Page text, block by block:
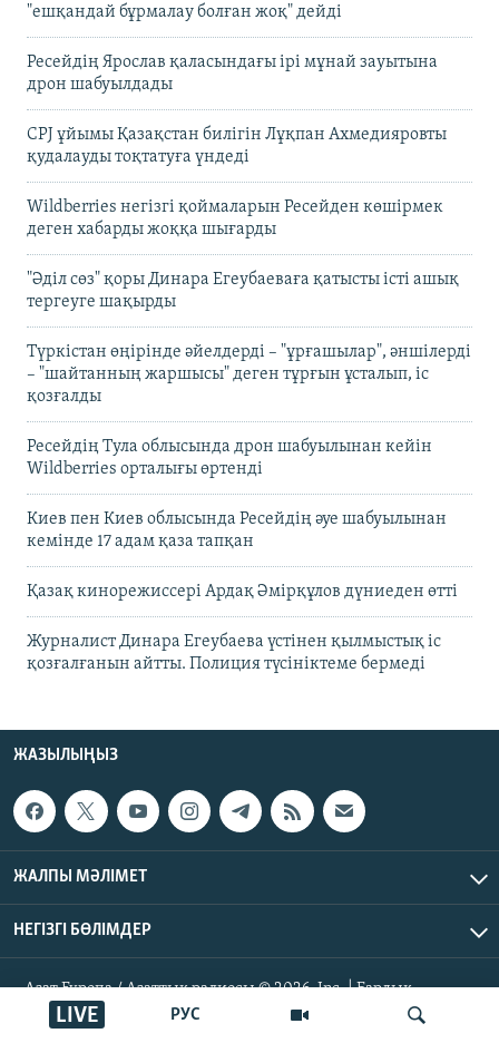
РУС
LIVE
"ешқандай бұрмалау болған жоқ" дейді
Ресейдің Ярослав қаласындағы ірі мұнай зауытына
дрон шабуылдады
CPJ ұйымы Қазақстан билігін Лұқпан Ахмедияровты
қудалауды тоқтатуға үндеді
Wildberries негізгі қоймаларын Ресейден көшірмек
деген хабарды жоққа шығарды
"Әділ сөз" қоры Динара Егеубаеваға қатысты істі ашық
тергеуге шақырды
Түркістан өңірінде әйелдерді – "ұрғашылар", әншілерді
– "шайтанның жаршысы" деген тұрғын ұсталып, іс
қозғалды
Ресейдің Тула облысында дрон шабуылынан кейін
Wildberries орталығы өртенді
Киев пен Киев облысында Ресейдің әуе шабуылынан
кемінде 17 адам қаза тапқан
Қазақ кинорежиссері Ардақ Әмірқұлов дүниеден өтті
Журналист Динара Егеубаева үстінен қылмыстық іс
қозғалғанын айтты. Полиция түсініктеме бермеді
ЖАЗЫЛЫҢЫЗ
ЖАЛПЫ МӘЛІМЕТ
НЕГІЗГІ БӨЛІМДЕР
Азат Еуропа / Азаттық радиосы © 2026, Inc. | Барлық
құқықтары қорғалған